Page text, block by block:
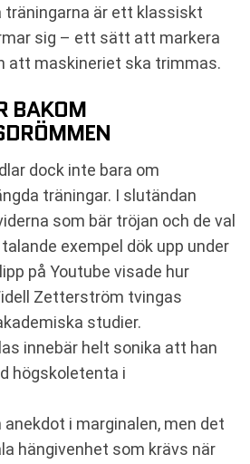
träningarna är ett klassiskt
sig – ett sätt att markera
att maskineriet ska trimmas.
BAKOM
dock inte bara om
träningar. I slutändan
som bär tröjan och de val
exempel dök upp under
på Youtube visade hur
Zetterström tvingas
studier.
innebär helt sonika att han
högskoletenta i
i marginalen, men det
hängivenhet som krävs när